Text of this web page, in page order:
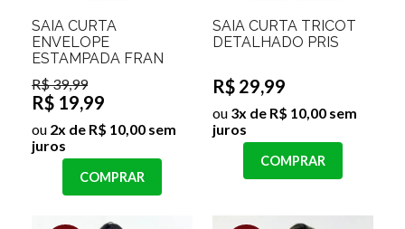
SAIA CURTA
ENVELOPE
ESTAMPADA FRAN
R$ 39,99
R$ 19,99
ou 2x de R$ 10,00 sem
juros
COMPRAR
SAIA CURTA TRICOT
DETALHADO PRIS
R$ 29,99
ou 3x de R$ 10,00 sem
juros
COMPRAR